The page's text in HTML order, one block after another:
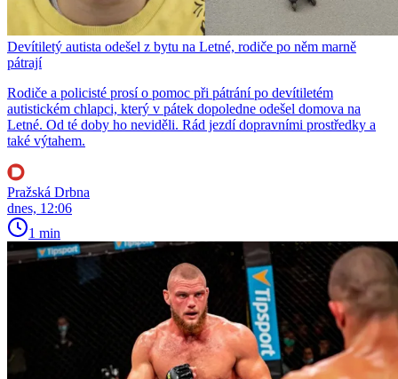
Devítiletý autista odešel z bytu na Letné, rodiče po něm marně
pátrají
Rodiče a policisté prosí o pomoc při pátrání po devítiletém
autistickém chlapci, který v pátek dopoledne odešel domova na
Letné. Od té doby ho neviděli. Rád jezdí dopravními prostředky a
také výtahem.
Pražská Drbna
dnes, 12:06
1 min